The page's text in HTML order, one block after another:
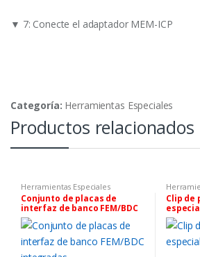
▼ 7: Conecte el adaptador MEM-ICP
Categoría: Herramientas Especiales
Productos relacionados
Herramientas Especiales
Conjunto de placas de
interfaz de banco FEM/BDC
integradas
Clip de